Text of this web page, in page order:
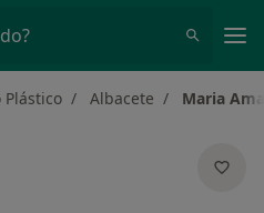
Plástico Albacete Maria